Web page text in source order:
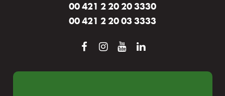
00 421 2 20 20 3330
00 421 2 20 03 3333